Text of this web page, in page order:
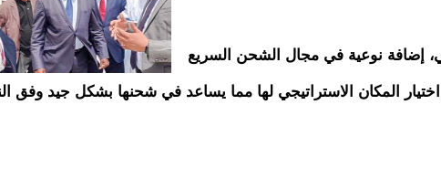
إضافة نوعية في مجال الشحن السريع
المكان الاستراتيجي لها مما يساعد في شحنها بشكل جيد وفق